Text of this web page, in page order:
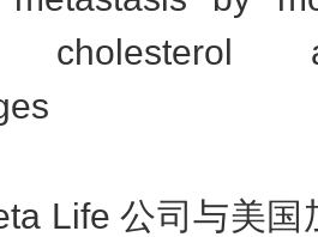
cholesterol
Life 公司与美国